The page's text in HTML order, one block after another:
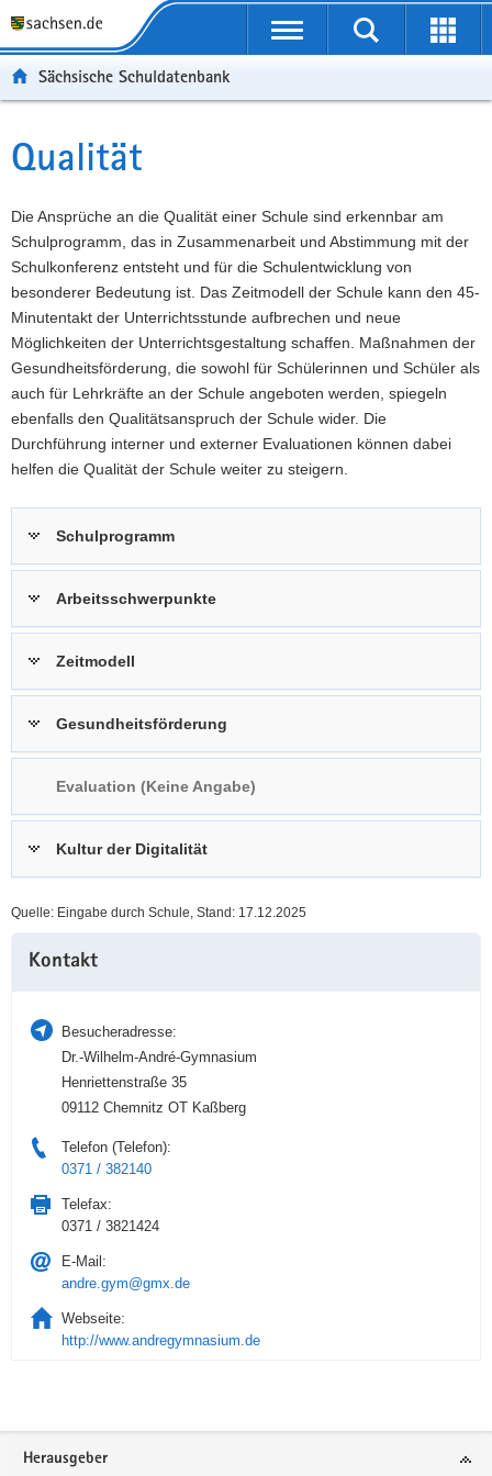
t
ü
e
r
g
r
e
i
f
e
n
d
e
i
g
o
n
r
l
a
v
i
g
a
t
i
o
n
a
t
n
h
a
l
t
W
t
r
e
I
n
f
o
r
m
a
t
i
r
i
c
e
Portalübergreifende
Suche
Sächsische Schuldatenbank
Hauptinhalt
Qualität
Die Ansprüche an die Qualität einer Schule sind erkennbar am
Schulprogramm, das in Zusammenarbeit und Abstimmung mit der
Schulkonferenz entsteht und für die Schulentwicklung von
besonderer Bedeutung ist. Das Zeitmodell der Schule kann den 45-
Minutentakt der Unterrichtsstunde aufbrechen und neue
Möglichkeiten der Unterrichtsgestaltung schaffen. Maßnahmen der
Gesundheitsförderung, die sowohl für Schülerinnen und Schüler als
auch für Lehrkräfte an der Schule angeboten werden, spiegeln
ebenfalls den Qualitätsanspruch der Schule wider. Die
Durchführung interner und externer Evaluationen können dabei
helfen die Qualität der Schule weiter zu steigern.
Schulprogramm
Arbeitsschwerpunkte
Zeitmodell
Gesundheitsförderung
Evaluation (Keine Angabe)
Kultur der Digitalität
Quelle: Eingabe durch Schule, Stand: 17.12.2025
Information
Kontakt
Besucheradresse:
Dr.-Wilhelm-André-Gymnasium
Henriettenstraße 35
09112 Chemnitz OT Kaßberg
Telefon (Telefon):
0371 / 382140
Telefax:
0371 / 3821424
E-Mail:
andre.gym@gmx.de
Webseite:
http://www.andregymnasium.de
Service
Herausgeber